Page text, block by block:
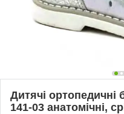
Дитячі ортопедичні
141-03 анатомічні,